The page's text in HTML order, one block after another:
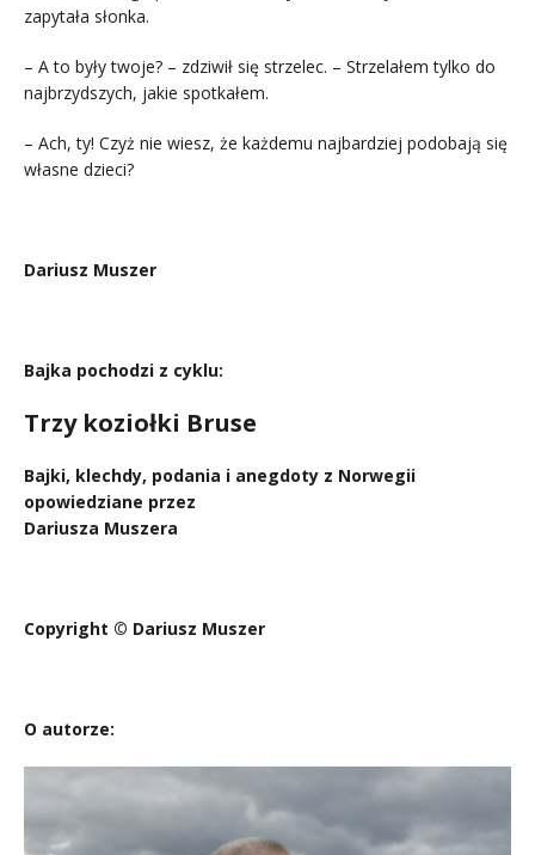
zapytała słonka.
– A to były twoje? – zdziwił się strzelec. – Strzelałem tylko do
najbrzydszych, jakie spotkałem.
– Ach, ty! Czyż nie wiesz, że każdemu najbardziej podobają się
własne dzieci?
Dariusz Muszer
Bajka pochodzi z cyklu:
Trzy koziołki Bruse
Bajki, klechdy, podania i anegdoty z Norwegii
opowiedziane przez
Dariusza Muszera
Copyright © Dariusz Muszer
O autorze: